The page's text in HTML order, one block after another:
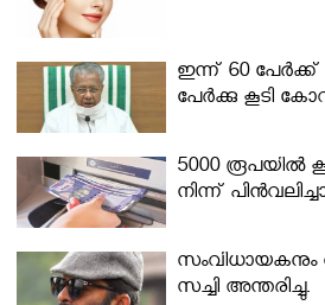
ഇന്ന് 60 പേർക്ക്
പേര്‍ക്കു കൂടി
5000 രൂപയിൽ
നിന്ന്
സംവിധായകനും
സച്ചി അന്തരിച്ചു.